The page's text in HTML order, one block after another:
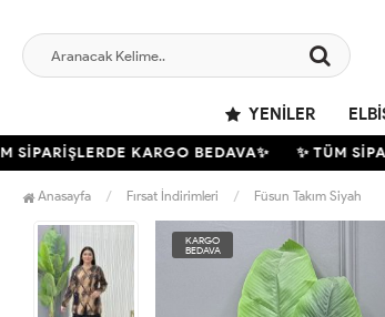
YENILER
KARGO BEDAVA✨ ✨ TÜM
Anasayfa Fırsat İndirimleri Füsun Takım Siyah
KARGO
BEDAVA